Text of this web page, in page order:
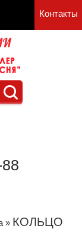
Контакты
» КОЛЬЦО